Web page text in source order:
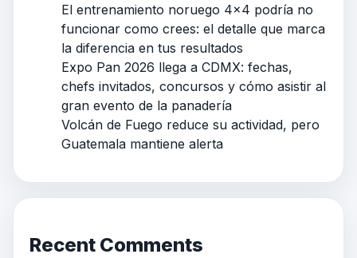
El entrenamiento noruego 4×4 podría no
funcionar como crees: el detalle que marca
la diferencia en tus resultados
Expo Pan 2026 llega a CDMX: fechas,
chefs invitados, concursos y cómo asistir al
gran evento de la panadería
Volcán de Fuego reduce su actividad, pero
Guatemala mantiene alerta
Recent Comments